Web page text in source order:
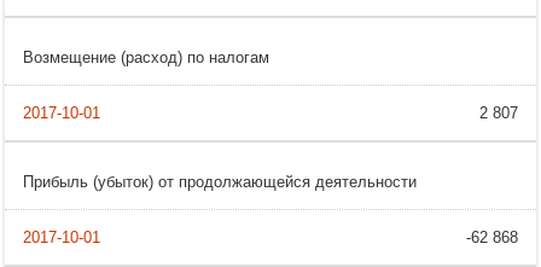
Возмещение (расход) по налогам
2 807
Прибыль (убыток) от продолжающейся деятельности
-62 868